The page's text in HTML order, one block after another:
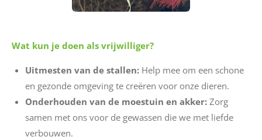
Wat kun je doen als vrijwilliger?
Uitmesten van de stallen:Help mee om een schone
en gezonde omgeving te creëren voor onze dieren.
Onderhouden van de moestuin en akker:Zorg
samen met ons voor de gewassen die we met liefde
verbouwen.